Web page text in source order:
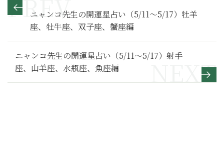
ニャンコ先生の開運星占い（5/11～5/17）牡羊
座、牡牛座、双子座、蟹座編
ニャンコ先生の開運星占い（5/11～5/17）射手
座、山羊座、水瓶座、魚座編